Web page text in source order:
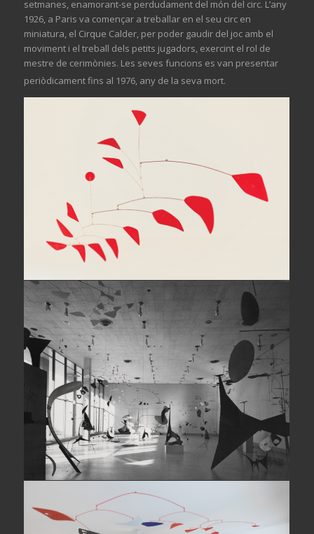
setmanes, enamorant-se perdudament del món del circ. L’any
1926, a Paris va començar a treballar en el seu circ en
miniatura, el Cirque Calder, per poder gaudir del joc amb el
moviment i el treball dels petits jugadors, exercint el rol de
mestre de cerimònies. Les seves funcions es van presentar
periòdicament fins al 1976, any de la seva mort.